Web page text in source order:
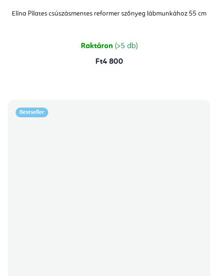
Elina Pilates csúszásmentes reformer szőnyeg lábmunkához 55 cm
Raktáron (>5 db)
Ft4 800
Bestseller